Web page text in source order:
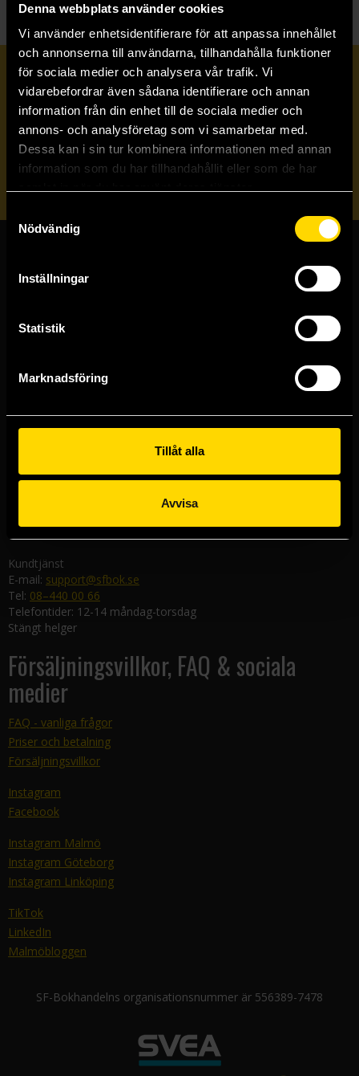
Denna webbplats använder cookies
Vi använder enhetsidentifierare för att anpassa innehållet
och annonserna till användarna, tillhandahålla funktioner
för sociala medier och analysera vår trafik. Vi
vidarebefordrar även sådana identifierare och annan
information från din enhet till de sociala medier och
annons- och analysföretag som vi samarbetar med.
Dessa kan i sin tur kombinera informationen med annan
information som du har tillhandahållit eller som de har
Nödvändig
Inställningar
Statistik
Marknadsföring
Tillåt alla
Avvisa
Prenumerera på vårt nyhetsbrev
Veckobrevet
Skicka
Butiker & kundtjänst
Västerlånggatan 48
Göteborgsbutiken
Kungsgatan 19
Malmöbutiken
582 19 Linköping
Kundtjänst
E-mail: support@sfbok.se
Tel: 08–440 00 66
Telefontider: 12-14 måndag-torsdag
Stängt helger
Försäljningsvillkor, FAQ & sociala
medier
FAQ - vanliga frågor
Priser och betalning
Försäljningsvillkor
Instagram
Facebook
Instagram Malmö
Instagram Göteborg
Instagram Linköping
TikTok
LinkedIn
Malmöbloggen
SF-Bokhandelns organisationsnummer är 556389-7478